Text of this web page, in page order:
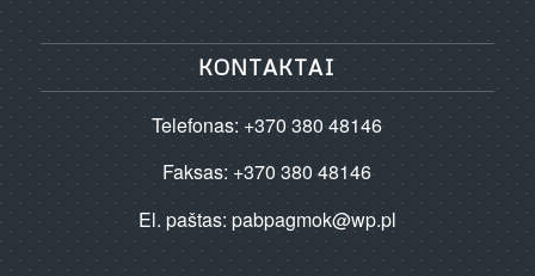
KONTAKTAI
Telefonas: +370 380 48146
Faksas: +370 380 48146
El. paštas: pabpagmok@wp.pl